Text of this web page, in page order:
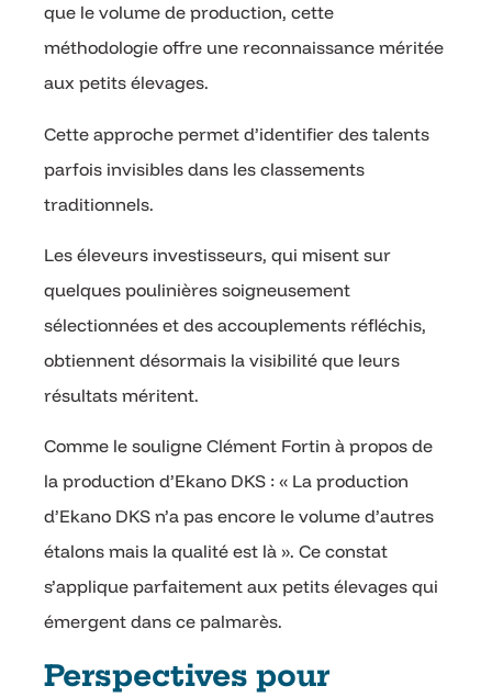
que le volume de production, cette
méthodologie offre une reconnaissance méritée
aux petits élevages.
Cette approche permet d’identifier des talents
parfois invisibles dans les classements
traditionnels.
Les éleveurs investisseurs, qui misent sur
quelques poulinières soigneusement
sélectionnées et des accouplements réfléchis,
obtiennent désormais la visibilité que leurs
résultats méritent.
Comme le souligne Clément Fortin à propos de
la production d’Ekano DKS : « La production
d’Ekano DKS n’a pas encore le volume d’autres
étalons mais la qualité est là ». Ce constat
s’applique parfaitement aux petits élevages qui
émergent dans ce palmarès.
Perspectives pour